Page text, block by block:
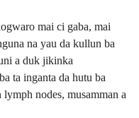
mai ci gaba, mai
na yau da kullun ba
a duk jikinka
ta inganta da hutu ba
lymph nodes, musamman a